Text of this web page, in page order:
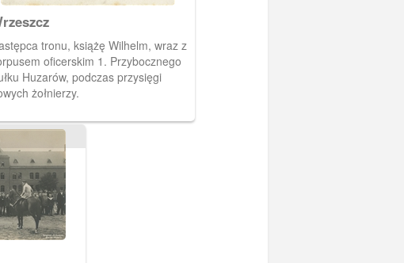
tronu, książę Wilhelm, wraz z
oficerskim 1. Przybocznego
Huzarów, podczas przysięgi
żołnierzy.